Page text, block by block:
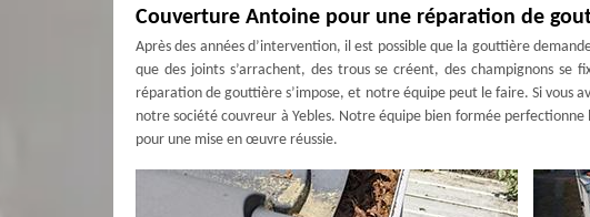
Couverture Antoine pour une réparation de
Après des années d’intervention, il est possible que la gouttière
que des joints s’arrachent, des trous se créent, des champignons se
réparation de gouttière s’impose, et notre équipe peut le faire. Si vous
notre société couvreur à Yebles. Notre équipe bien formée
pour une mise en œuvre réussie.